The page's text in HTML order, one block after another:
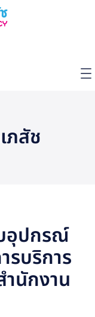
ภสัช
อุปกรณ์
รบริการ
นักงาน